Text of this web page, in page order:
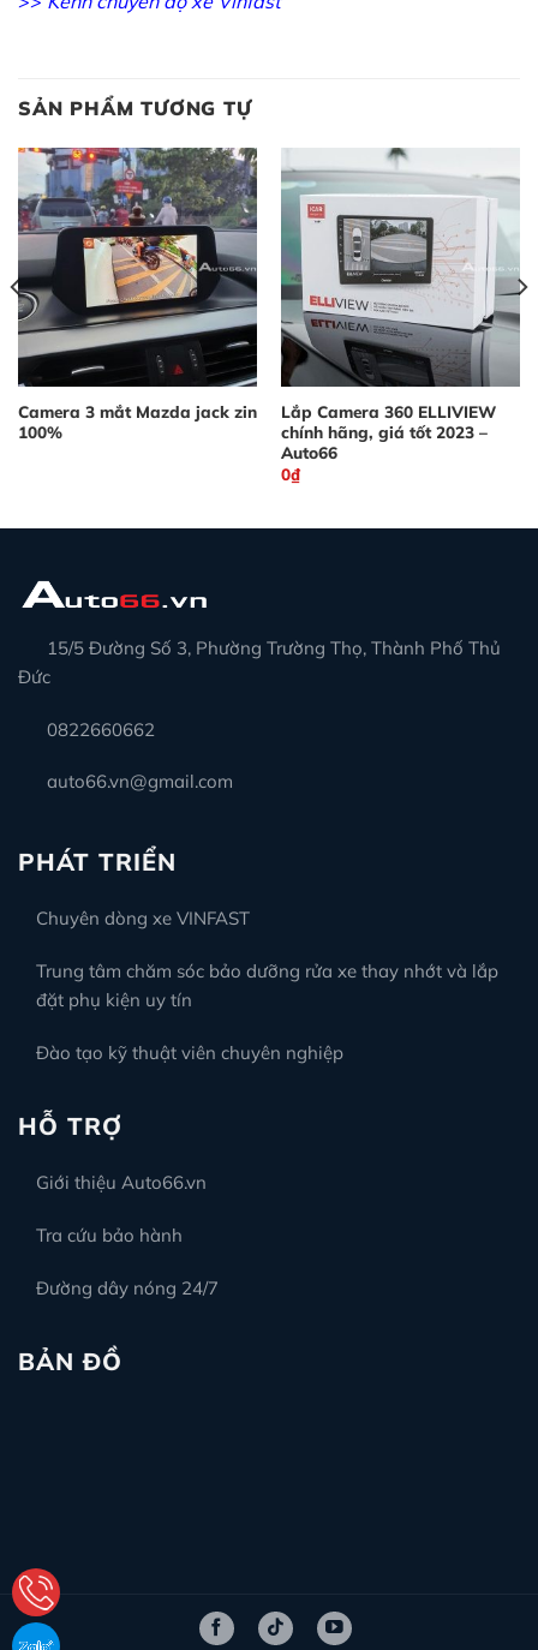
SẢN PHẨM TƯƠNG TỰ
Camera 3 mắt Mazda jack zin
100%
Lắp Camera 360 ELLIVIEW
chính hãng, giá tốt 2023 –
Auto66
0₫
15/5 Đường Số 3, Phường Trường Thọ, Thành Phố Thủ
Đức
0822660662
auto66.vn@gmail.com
PHÁT TRIỂN
Chuyên dòng xe VINFAST
Trung tâm chăm sóc bảo dưỡng rửa xe thay nhớt và lắp
đặt phụ kiện uy tín
Đào tạo kỹ thuật viên chuyên nghiệp
HỖ TRỢ
Giới thiệu Auto66.vn
Tra cứu bảo hành
Đường dây nóng 24/7
BẢN ĐỒ